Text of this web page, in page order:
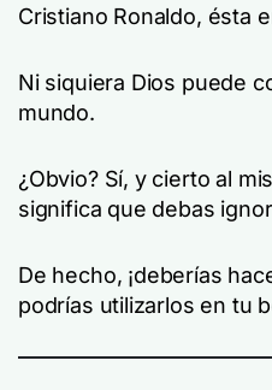
Cristiano Ronaldo, ésta
Ni siquiera Dios puede
mundo.
¿Obvio? Sí, y cierto al
significa que debas
De hecho, ¡deberías
podrías utilizarlos en tu